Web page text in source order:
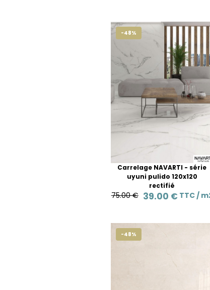
-48%
Carrelage NAVARTI - série
uyuni pulido 120x120
rectifié
75.00 € 39.00 € TTC /
-48%